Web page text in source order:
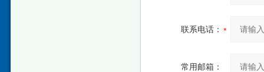
联系电话：
常用邮箱：